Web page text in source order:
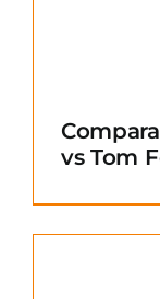
vs Tom